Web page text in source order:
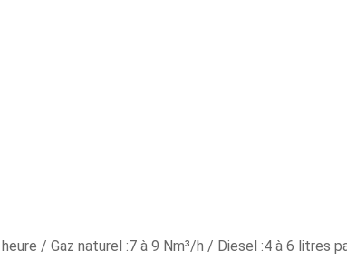
/ Gaz naturel :7 à 9 Nm³/h / Diesel :4 à 6 litres